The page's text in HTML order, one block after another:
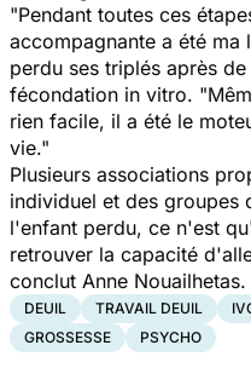
"Pendant toutes ces
accompagnante a été ma
perdu ses triplés après
fécondation in vitro. "
rien facile, il a été le
vie."
Plusieurs associations
individuel et des groupes
l'enfant perdu, ce n'est
retrouver la capacité
conclut Anne Nouailhetas.
DEUIL TRAVAIL DEUIL
GROSSESSE
PSYCHO